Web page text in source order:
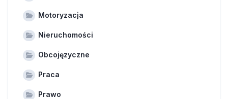
Motoryzacja
Nieruchomości
Obcojęzyczne
Praca
Prawo